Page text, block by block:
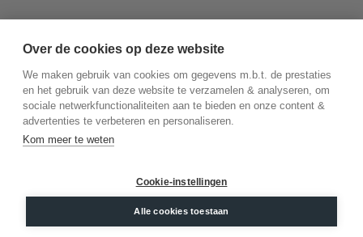
©2026.DiamondsByMe
Algemene voorwaarden
Over de cookies op deze website
We maken gebruik van cookies om gegevens m.b.t. de prestaties
en het gebruik van deze website te verzamelen & analyseren, om
sociale netwerkfunctionaliteiten aan te bieden en onze content &
advertenties te verbeteren en personaliseren.
Kom meer te weten
Cookie-instellingen
Alle cookies toestaan